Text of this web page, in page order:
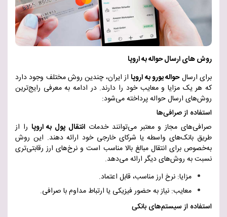
روش های ارسال حواله به اروپا
برای ارسالحواله یورو به اروپااز ایران، چندین روش مختلف وجود دارد
که هر یک مزایا و معایب خود را دارند. در ادامه به معرفی رایج‌ترین
روش‌های ارسال حواله پرداخته می‌شود:
استفاده از صرافی‌ها
صرافی‌های مجاز و معتبر می‌توانند خدمات انتقال پول به اروپا را از
طریق بانک‌های واسطه یا شرکای خارجی خود ارائه دهند. این روش
به‌خصوص برای انتقال مبالغ بالا مناسب است و نرخ‌های ارز رقابتی‌تری
نسبت به روش‌های دیگر ارائه می‌دهد.
مزایا: نرخ ارز مناسب، قابل اعتماد.
معایب: نیاز به حضور فیزیکی یا ارتباط مداوم با صرافی.
استفاده از سیستم‌های بانکی